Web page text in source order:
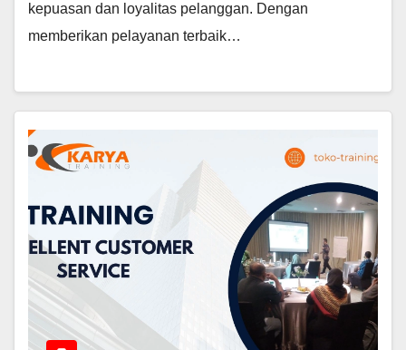
kepuasan dan loyalitas pelanggan. Dengan
memberikan pelayanan terbaik…